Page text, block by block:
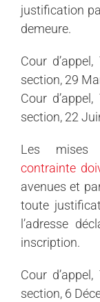
justification
demeure.
Cour
section, 29
Cour
section, 22
Les
contrainte
avenues et
toute
l’adresse
inscription.
Cour
section, 6